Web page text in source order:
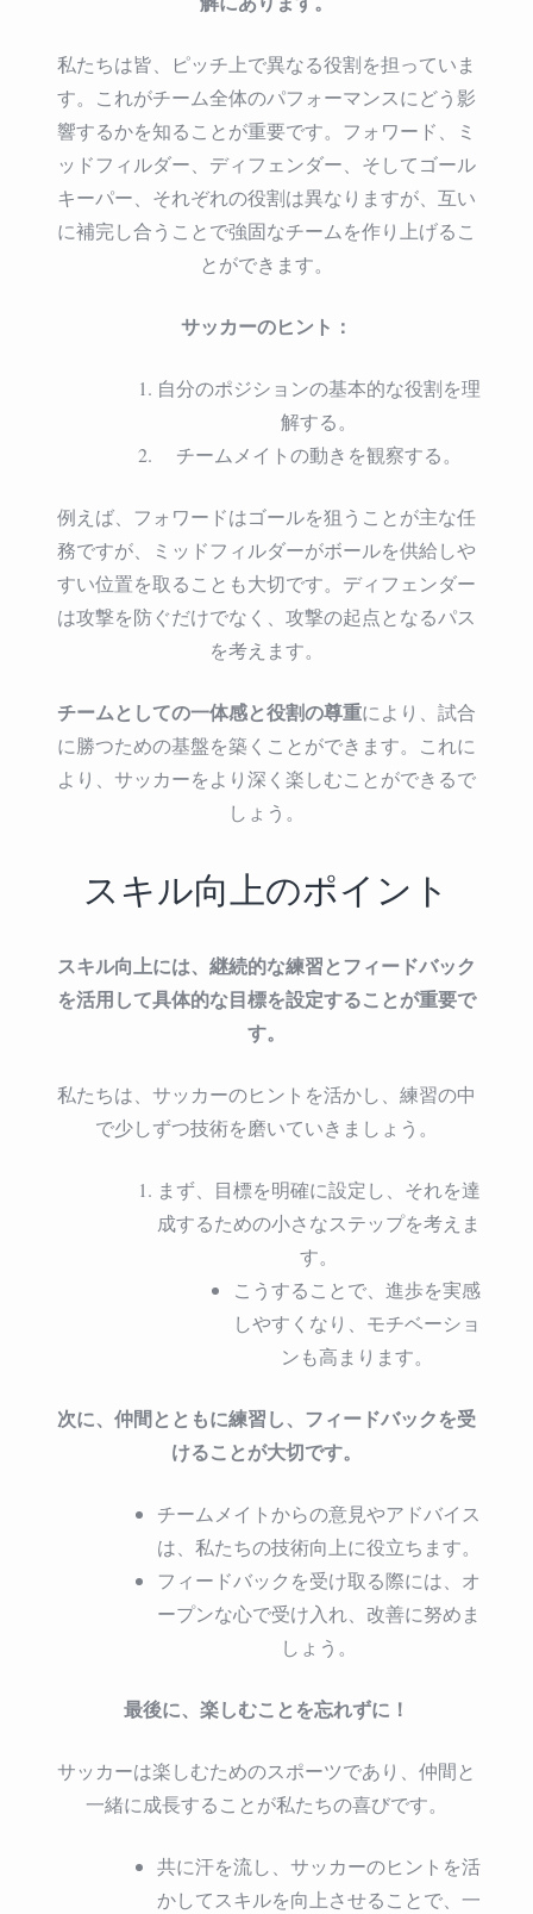
私たちは皆、ピッチ上で異なる役割を担っていま
す。これがチーム全体のパフォーマンスにどう影
響するかを知ることが重要です。フォワード、ミ
ッドフィルダー、ディフェンダー、そしてゴール
キーパー、それぞれの役割は異なりますが、互い
に補完し合うことで強固なチームを作り上げるこ
とができます。
サッカーのヒント：
自分のポジションの基本的な役割を理
解する。
チームメイトの動きを観察する。
例えば、フォワードはゴールを狙うことが主な任
務ですが、ミッドフィルダーがボールを供給しや
すい位置を取ることも大切です。ディフェンダー
は攻撃を防ぐだけでなく、攻撃の起点となるパス
を考えます。
チームとしての一体感と役割の尊重により、試合
に勝つための基盤を築くことができます。これに
より、サッカーをより深く楽しむことができるで
しょう。
スキル向上のポイント
スキル向上には、継続的な練習とフィードバック
を活用して具体的な目標を設定することが重要で
す。
私たちは、サッカーのヒントを活かし、練習の中
で少しずつ技術を磨いていきましょう。
まず、目標を明確に設定し、それを達
成するための小さなステップを考えま
す。
こうすることで、進歩を実感
しやすくなり、モチベーショ
ンも高まります。
次に、仲間とともに練習し、フィードバックを受
けることが大切です。
チームメイトからの意見やアドバイス
は、私たちの技術向上に役立ちます。
フィードバックを受け取る際には、オ
ープンな心で受け入れ、改善に努めま
しょう。
最後に、楽しむことを忘れずに！
サッカーは楽しむためのスポーツであり、仲間と
一緒に成長することが私たちの喜びです。
共に汗を流し、サッカーのヒントを活
かしてスキルを向上させることで、一